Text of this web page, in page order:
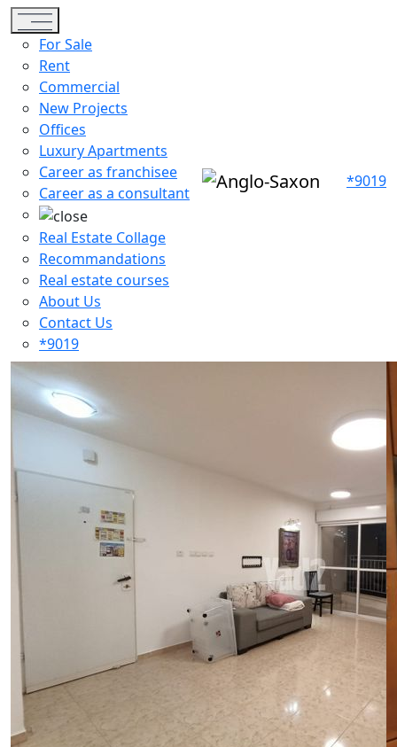
Toggle navigation
For Sale
Rent
Commercial
New Projects
Offices
Luxury Apartments
Career as franchisee
Career as a consultant
Real Estate Collage
Recommandations
Real estate courses
About Us
Contact Us
*9019
*9019